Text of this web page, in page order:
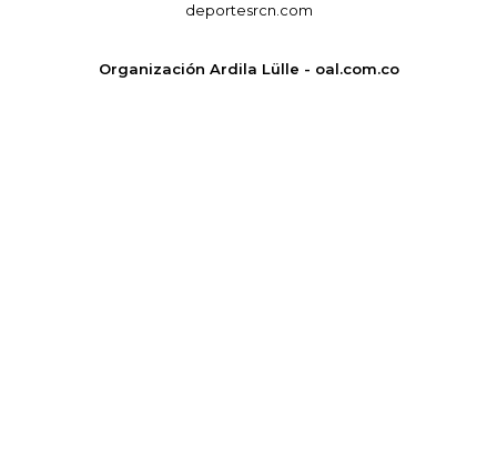
deportesrcn.com
Organización Ardila Lülle - oal.com.co